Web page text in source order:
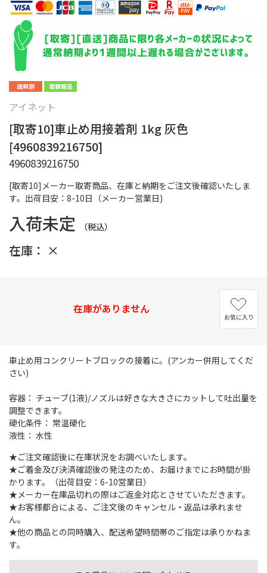
[取寄10]メーカー取寄商品、在庫と納期をご注文後確認いたしま
す。出荷目安：8-10日（メーカー営業日)
アイネット
[取寄10]車止め用接着剤 1kg 灰色
[4960839216750]
4960839216750
入荷未定 （税込）
在庫： ×
在庫がありません
お気に入り
車止め用コンクリートブロックの接着に。(アンカー併用してくだ
さい)
容器： チューブ(1液)/ノズルは好きな大きさにカットして吐出量を
調整できます。
硬化条件： 常温硬化
液性： 水性
★ご注文確認後に在庫状況をお調べいたします。
★ご着金及び決済確認後の発注のため、お届けまでにお時間が掛
かります。（出荷目安：6-10営業日）
★メーカー在庫品切れの際はご返金対応とさせていただきます。
★お客様都合による、ご注文後のキャンセル・返品は承れませ
ん。
★他の商品との同時購入、配送希望時間帯のご指定は承りかねま
す。